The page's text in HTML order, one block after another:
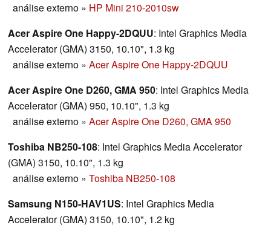
análise externo » HP Mini 210-2010sw
Acer Aspire One Happy-2DQUU: Intel Graphics Media
Accelerator (GMA) 3150, 10.10", 1.3 kg
análise externo » Acer Aspire One Happy-2DQUU
Acer Aspire One D260, GMA 950: Intel Graphics Media
Accelerator (GMA) 950, 10.10", 1.3 kg
análise externo » Acer Aspire One D260, GMA 950
Toshiba NB250-108: Intel Graphics Media Accelerator
(GMA) 3150, 10.10", 1.3 kg
análise externo » Toshiba NB250-108
Samsung N150-HAV1US: Intel Graphics Media
Accelerator (GMA) 3150, 10.10", 1.2 kg